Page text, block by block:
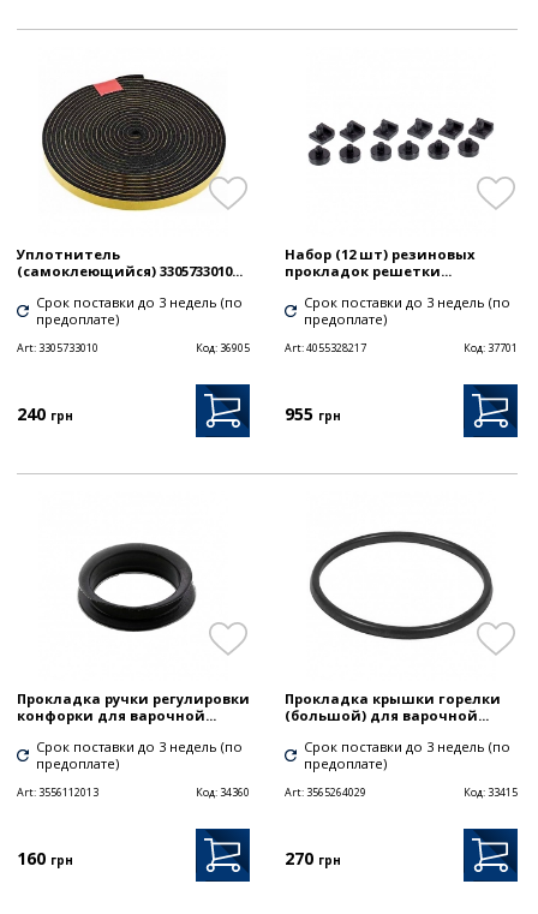
Уплотнитель
(самоклеющийся) 3305733010...
Срок поставки до 3 недель (по
предоплате)
Art: 3305733010 Код: 36905
240 грн
Набор (12 шт) резиновых
прокладок решетки...
Срок поставки до 3 недель (по
предоплате)
Art:4055328217 Код: 37701
955 грн
Прокладка ручки регулировки
конфорки для варочной...
Срок поставки до 3 недель (по
предоплате)
Art: 3556112013 Код: 34360
160 грн
Прокладка крышки горелки
(большой) для варочной...
Срок поставки до 3 недель (по
предоплате)
Art: 3565264029 Код: 33415
270 грн